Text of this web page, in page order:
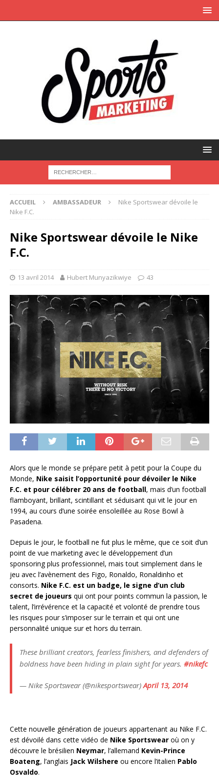
ACCUEIL AMBASSADEUR
Nike Sportswear dévoile le
Nike F.C.
Nike Sportswear dévoile le Nike
F.C.
13 avril 2014 Hubert Munyazikwiye 43
Alors que le monde se prépare petit à petit pour la Coupe du
Monde, Nike saisit l’opportunité pour dévoiler le Nike
F.C. et pour célébrer 20 ans de football, mais d’un football
flamboyant, brillant, scintillant et séduisant qui vit le jour en
1994, au cours d’une soirée ensoleillée au Rose Bowl à
Pasadena.
Depuis le jour, le football ne fut plus le même, que ce soit d’un
point de vue marketing avec le développement d’un
sponsoring plus professionnel, mais tout simplement dans le
jeu avec l’avènement des Figo, Ronaldo, Ronaldinho et
consorts. Nike F.C. est un badge, le signe d’un club
secret de joueurs qui ont pour points commun la passion, le
talent, l’irrévérence et la capacité et volonté de prendre tous
les risques pour s’imposer sur le terrain et qui ont une
personnalité unique sur et hors du terrain.
These brilliant creators, fearless finishers, and defenders of
boldness have been hiding in plain sight for years. #nikefc
— Nike Sportswear (@nikesportswear)April 13, 2014
Cette nouvelle génération de joueurs appartenant au Nike F.C.
est dévoilé dans cette vidéo de Nike Sportswear où on y
découvre le brésilien Neymar, l’allemand Kevin-Prince
Boateng, l’anglais Jack Wilshere ou encore l’italien Pablo
Osvaldo.